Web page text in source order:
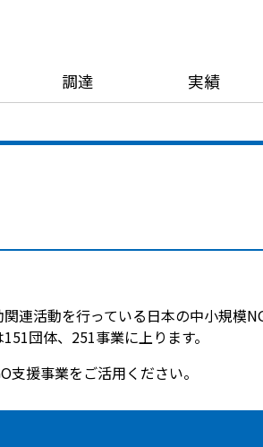
調達 実績
連活動を行っている日本の中小規模
団体、251事業に上ります。
援事業をご活用ください。